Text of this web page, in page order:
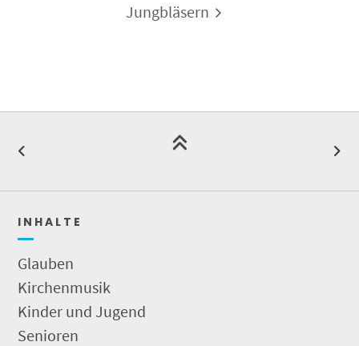
Jungbläsern
I N H A L T E
Glauben
Kirchenmusik
Kinder und Jugend
Senioren